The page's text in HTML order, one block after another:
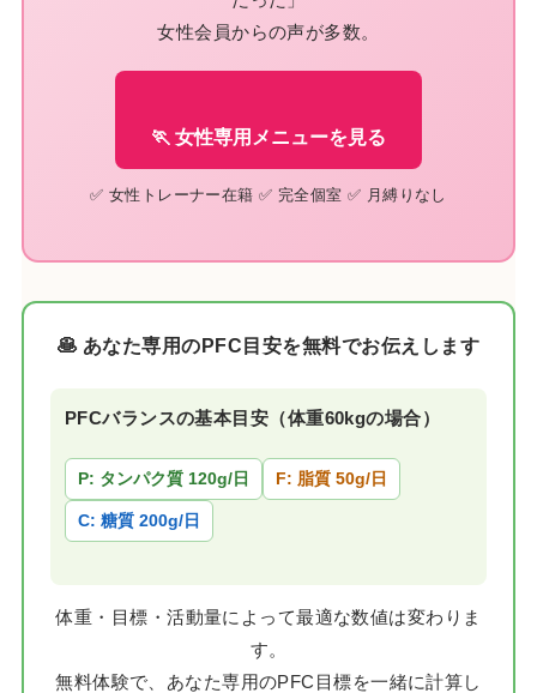
女性会員からの声が多数。
🏃 女性専用メニューを見る
✅ 女性トレーナー在籍 ✅ 完全個室 ✅ 月縛りなし
🥞 あなた専用のPFC目安を無料でお伝えします
PFCバランスの基本目安（体重60kgの場合）
P: タンパク質 120g/日 F: 脂質 50g/日
C: 糖質 200g/日
体重・目標・活動量によって最適な数値は変わりま
す。
無料体験で、あなた専用のPFC目標を一緒に計算し